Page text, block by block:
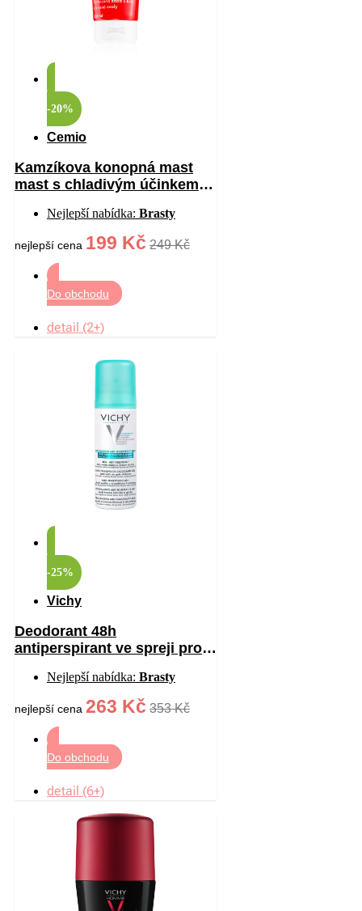
-20%
Cemio
Kamzíkova konopná mast
mast s chladivým účinkem
Nejlepší nabídka: Brasty
nejlepší cena 199 Kč 249 Kč
Do obchodu
detail (2+)
-25%
Vichy
Deodorant 48h
antiperspirant ve spreji proti
Nejlepší nabídka: Brasty
nejlepší cena 263 Kč 353 Kč
Do obchodu
detail (6+)